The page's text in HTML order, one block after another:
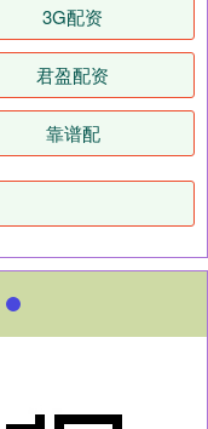
3G配资
君盈配资
靠谱配